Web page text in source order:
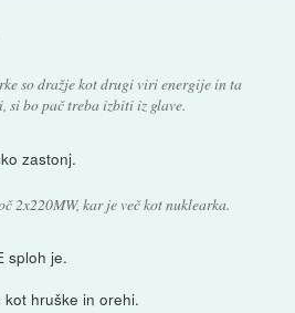
so dražje kot drugi viri energije in ta
si bo pač treba izbiti iz glave.
zastonj.
2x220MW, kar je več kot nuklearka.
sploh je.
kot hruške in orehi.